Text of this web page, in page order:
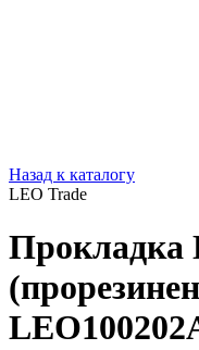
Назад к каталогу
LEO Trade
Прокладка